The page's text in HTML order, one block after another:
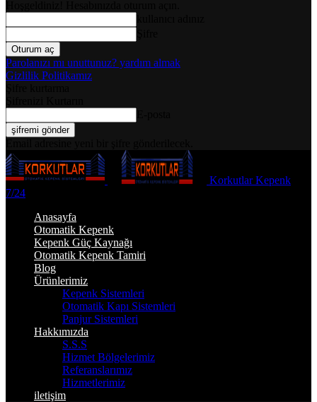
Parolanızı mı unuttunuz? yardım almak
Gizlilik Politikamız
Korkutlar Kepenk
7/24
Anasayfa
Otomatik Kepenk
Kepenk Güç Kaynağı
Otomatik Kepenk Tamiri
Blog
Ürünlerimiz
Kepenk Sistemleri
Otomatik Kapı Sistemleri
Panjur Sistemleri
Hakkımızda
S.S.S
Hizmet Bölgelerimiz
Referanslarımız
Hizmetlerimiz
iletişim